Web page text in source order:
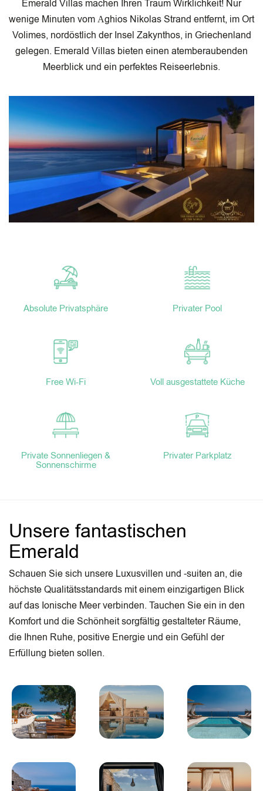
Emerald Villas machen Ihren Traum Wirklichkeit! Nur
wenige Minuten vom Αghios Nikolas Strand entfernt, im Ort
Volimes, nordöstlich der Insel Zakynthos, in Griechenland
gelegen. Emerald Villas bieten einen atemberaubenden
Meerblick und ein perfektes Reiseerlebnis.
Absolute Privatsphäre Privater Pool
Free Wi-Fi Voll ausgestattete Küche
Private Sonnenliegen &
Sonnenschirme
Privater Parkplatz
Unsere fantastischen
Emerald
Schauen Sie sich unsere Luxusvillen und -suiten an, die
höchste Qualitätsstandards mit einem einzigartigen Blick
auf das Ionische Meer verbinden. Tauchen Sie ein in den
Komfort und die Schönheit sorgfältig gestalteter Räume,
die Ihnen Ruhe, positive Energie und ein Gefühl der
Erfüllung bieten sollen.